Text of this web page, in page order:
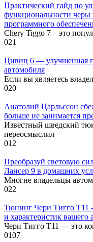
Практический гайд по
функциональности
программного
Chery Tiggo 7 – это
021
Цивиц 6 — улучшенная
автомобиля
Если вы являетесь
020
Анатолий Царльссон
больше не занимается
Известный шведский
переосмыслил
012
Преобразуй световую
Лансер 9 в домашних
Многие владельцы
022
Тюнинг Чери Тигго Т11
и характеристик
Чери Тигго Т11 — это
0107